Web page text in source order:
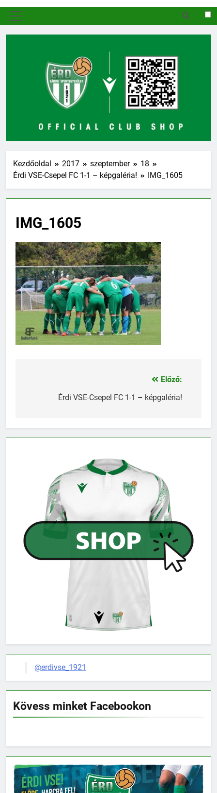
Kezdőoldal 2017 szeptember
18
Érdi VSE-Csepel FC 1-1 – képgaléria!
IMG_1605
IMG_1605
navigáció
Előző:
Érdi VSE-Csepel FC 1-1 – képgaléria!
@erdivse_1921
Kövess minket Facebookon